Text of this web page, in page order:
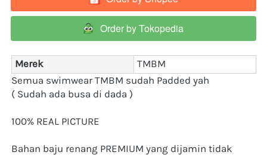
` Order by Tokopedia
Merek
TMBM
Semua swimwear TMBM sudah Padded yah
( Sudah ada busa di dada )
100% REAL PICTURE
Bahan baju renang PREMIUM yang dijamin tidak